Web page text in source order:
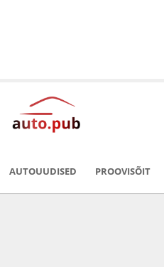
AUTOUUDISED PROOVISÕIT